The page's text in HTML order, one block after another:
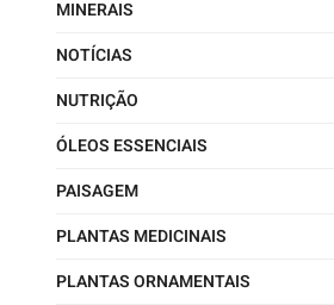
MINERAIS
NOTÍCIAS
NUTRIÇÃO
ÓLEOS ESSENCIAIS
PAISAGEM
PLANTAS MEDICINAIS
PLANTAS ORNAMENTAIS